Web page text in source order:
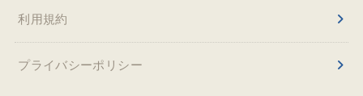
利用規約
プライバシーポリシー